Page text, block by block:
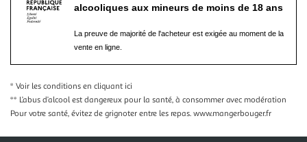
alcooliques aux mineurs de moins de 18 ans
La preuve de majorité de l'acheteur est exigée au moment de la
vente en ligne.
* Voir les conditions en cliquant ici
** L’abus d’alcool est dangereux pour la santé, à consommer avec modération
Pour votre santé, évitez de grignoter entre les repas. www.mangerbouger.fr